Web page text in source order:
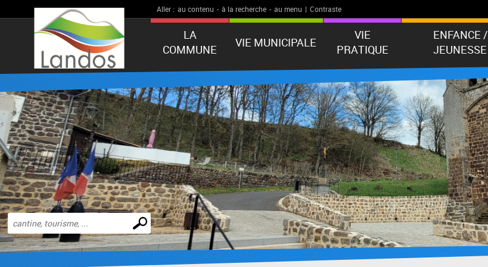
Aller : au contenu - à la recherche - au menu | Contraste
LA
COMMUNE
VIE MUNICIPALE
VIE
PRATIQUE
ENFANCE /
JEUNESSE
Effectuer
une
recherche